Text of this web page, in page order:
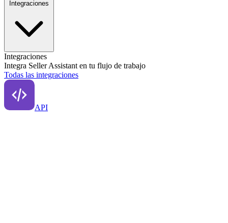
Integraciones
Integra Seller Assistant en tu flujo de trabajo
Todas las integraciones
API